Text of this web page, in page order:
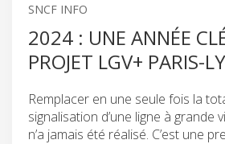
SNCF INFO
2024 : UNE ANNÉE
PROJET LGV+ PARIS-
Remplacer en une seule fois la
signalisation d’une ligne à grande
n’a jamais été réalisé. C’est une